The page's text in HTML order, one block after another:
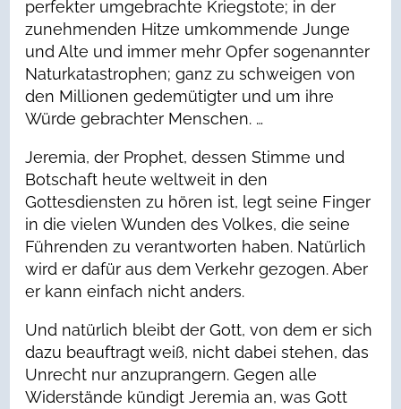
perfekter umgebrachte Kriegstote; in der
zunehmenden Hitze umkommende Junge
und Alte und immer mehr Opfer sogenannter
Naturkatastrophen; ganz zu schweigen von
den Millionen gedemütigter und um ihre
Würde gebrachter Menschen. …
Jeremia, der Prophet, dessen Stimme und
Botschaft heute weltweit in den
Gottesdiensten zu hören ist, legt seine Finger
in die vielen Wunden des Volkes, die seine
Führenden zu verantworten haben. Natürlich
wird er dafür aus dem Verkehr gezogen. Aber
er kann einfach nicht anders.
Und natürlich bleibt der Gott, von dem er sich
dazu beauftragt weiß, nicht dabei stehen, das
Unrecht nur anzuprangern. Gegen alle
Widerstände kündigt Jeremia an, was Gott